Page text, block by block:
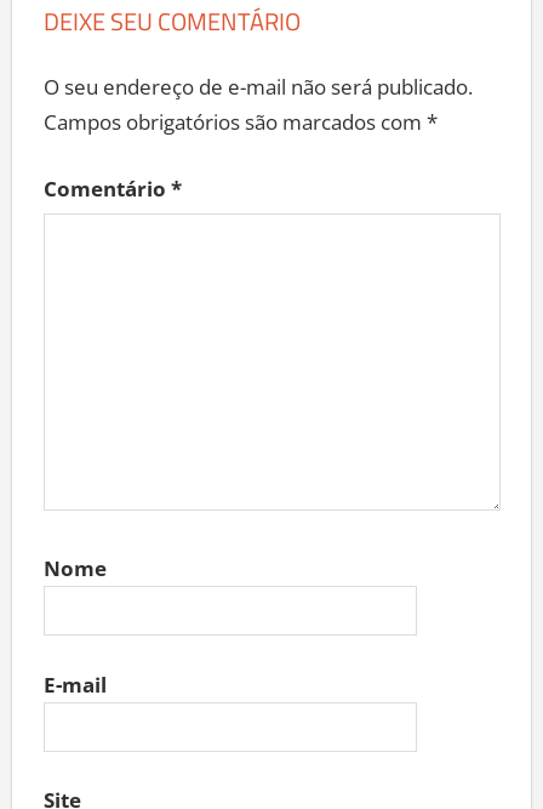
DEIXE SEU COMENTÁRIO
O seu endereço de e-mail não será publicado.
Campos obrigatórios são marcados com *
Comentário *
Nome
E-mail
Site